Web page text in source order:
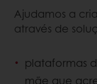
Ajudamos a
através de
plataformas
mãe que